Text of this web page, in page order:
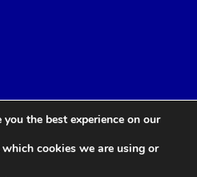
the best experience on our
cookies we are using or